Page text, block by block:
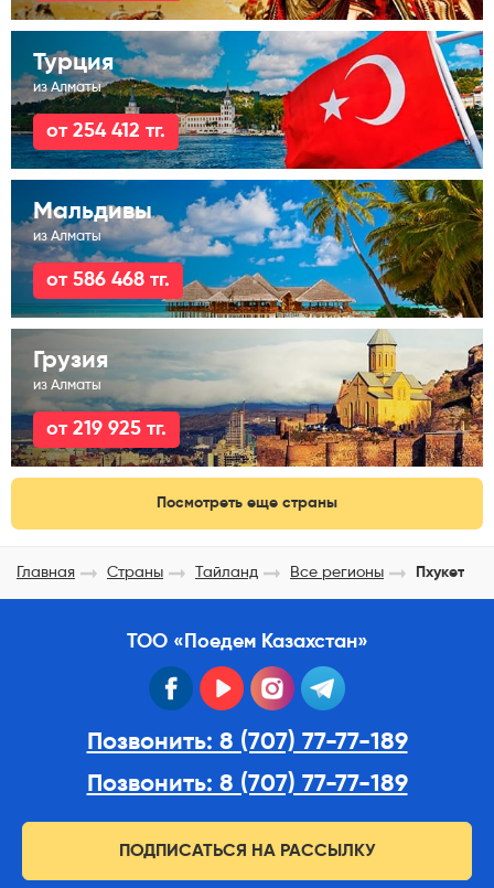
Турция
из Алматы
от 254 412 тг.
Мальдивы
из Алматы
от 586 468 тг.
Грузия
из Алматы
от 219 925 тг.
Посмотреть еще страны
Главная Страны Тайланд Все регионы Пхукет
ТОО «Поедем Казахстан»
facebook youtube instagram
Позвонить: 8 (707) 77-77-189
Позвонить: 8 (707) 77-77-189
ПОДПИСАТЬСЯ НА РАССЫЛКУ